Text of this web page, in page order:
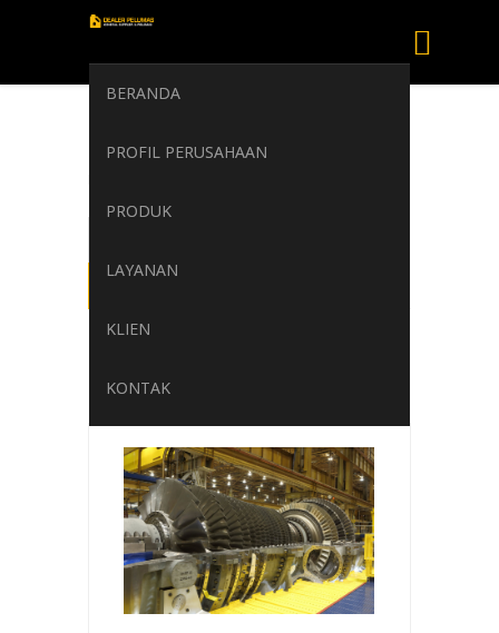
BERANDA
PROFIL PERUSAHAAN
PRODUK
LAYANAN
KLIEN
KONTAK